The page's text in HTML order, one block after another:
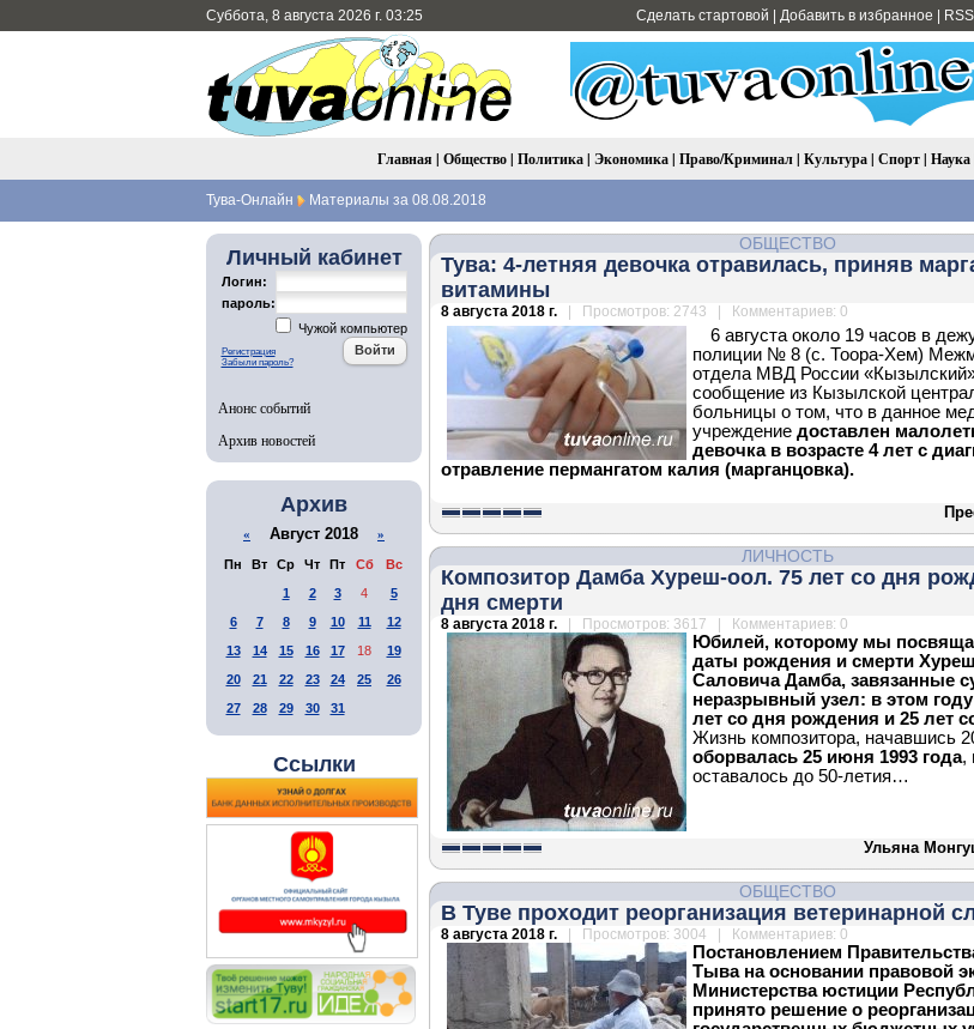
Суббота, 8 августа 2026 г. 03:25 Сделать стартовой Добавить в избранное RSS
Главная | Общество| Политика| Экономика| Право/Криминал| Культура| Спорт| Наука
Тува-Онлайн Материалы за 08.08.2018
Личный кабинет
Логин:
пароль:
Чужой компьютер
Регистрация
Забыли пароль?
Анонс событий
Архив новостей
Архив
« Август 2018 »
Пн Вт Ср Чт Пт Сб
Вс
1
2 3 4
5
6
7 8 9 10 11
12
13
14 15 16 17 18
19
20
21 22 23 24 25
26
27
28 29 30 31
Ссылки
ОБЩЕСТВО
Тува: 4-летняя девочка отравилась, приняв
витамины
8 августа 2018 г. | Просмотров: 2743 | Комментариев: 0
6 августа около 19 часов в
полиции № 8 (с. Тоора-Хем)
отдела МВД России
сообщение из Кызылской
больницы о том, что в данное
учреждение доставлен
девочка в возрасте 4 лет с
отравление пермангатом калия (марганцовка).
ЛИЧНОСТЬ
Композитор Дамба Хуреш-оол. 75 лет со дня
дня смерти
8 августа 2018 г. | Просмотров: 3617 | Комментариев: 0
Юбилей, которому мы
даты рождения и смерти
Саловича Дамба, завязанные
неразрывный узел: в этом
лет со дня рождения и 25 лет
Жизнь композитора, начавшись
оборвалась 25 июня 1993 года,
оставалось до 50-летия…
Ульяна
ОБЩЕСТВО
В Туве проходит реорганизация ветеринарной
8 августа 2018 г. | Просмотров: 3004 | Комментариев: 0
Постановлением
Тыва на основании правовой
Министерства юстиции
принято решение о